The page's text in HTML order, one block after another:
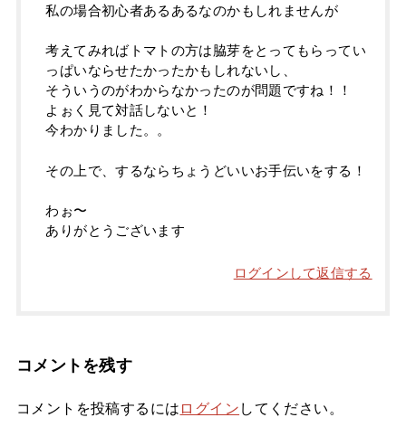
私の場合初心者あるあるなのかもしれませんが
考えてみればトマトの方は脇芽をとってもらってい
っぱいならせたかったかもしれないし、
そういうのがわからなかったのが問題ですね！！
よぉく見て対話しないと！
今わかりました。。
その上で、するならちょうどいいお手伝いをする！
わぉ〜
ありがとうございます
ログインして返信する
コメントを残す
コメントを投稿するには ログイン してください。